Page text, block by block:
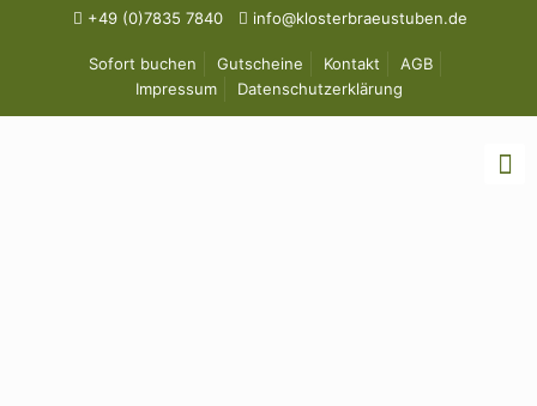
+49 (0)7835 7840 info@klosterbraeustuben.de
Sofort buchen Gutscheine Kontakt
AGB
Impressum
Datenschutzerklärung